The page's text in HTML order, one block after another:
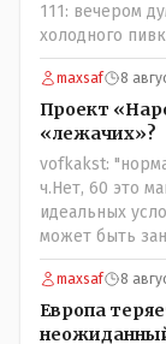
111: вечером
холодного
maxsaf 8
Проект
«лежачих»?
vofkakst:
ч.Нет, 60 это
идеальных
может быть
maxsaf 8
Европа